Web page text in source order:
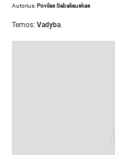
Autorius: Povilas Sabaliauskas
Temos: Vadyba.